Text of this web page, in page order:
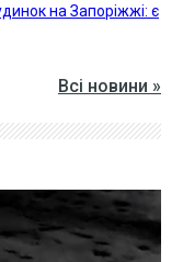
на Запоріжжі: є
Всі новини »